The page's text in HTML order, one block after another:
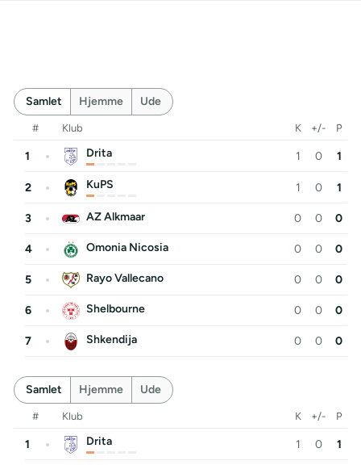
Samlet Hjemme Ude
# Klub K +/- P
1 Drita 1 0 1
2 KuPS 1 0 1
3 AZ Alkmaar 0 0 0
4 Omonia Nicosia 0 0 0
5 Rayo Vallecano 0 0 0
6 Shelbourne 0 0 0
7 Shkendija 0 0 0
Samlet Hjemme Ude
# Klub K +/- P
1 Drita 1 0 1